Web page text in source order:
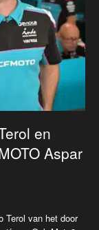
en
Aspar
Terol van het door